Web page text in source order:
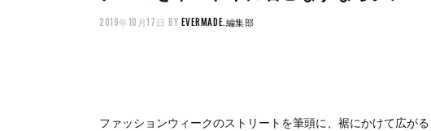
2019年10月17日 BY EVERMADE.編集部
ファッションウィークのストリートを筆頭に、裾にかけて広が